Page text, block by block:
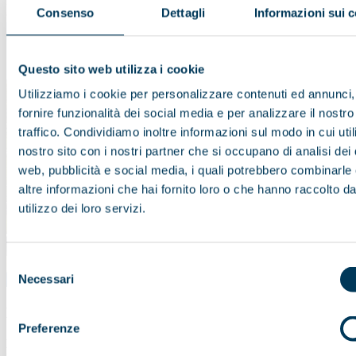
Consenso Dettagli Informazioni sui
Questo sito web utilizza i cookie
Utilizziamo i cookie per personalizzare contenuti ed
fornire funzionalità dei social media e per analizzare il nostro
traffico. Condividiamo inoltre informazioni sul modo in cui
nostro sito con i nostri partner che si occupano di analisi dei
web, pubblicità e social media, i quali potrebbero combinarle
altre informazioni che hai fornito loro o che hanno raccolto
utilizzo dei loro servizi.
delNecessari
Preferenze